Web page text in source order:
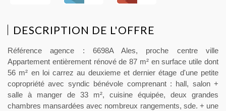
DESCRIPTION DE L'OFFRE
Référence agence : 6698A Ales, proche centre ville
Appartement entièrement rénové de 87 m² en surface utile dont
56 m² en loi carrez au deuxieme et dernier étage d'une petite
copropriété avec syndic bénévole comprenant : hall, salon +
salle à manger de 33 m², cuisine équipée, deux grandes
chambres mansardées avec nombreux rangements, sde. + une